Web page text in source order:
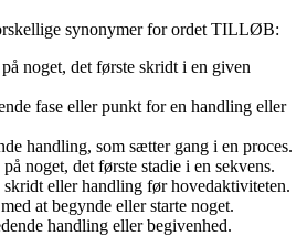
synonymer for ordet TILLØB:
noget, det første skridt i en given
fase eller punkt for en handling eller
handling, som sætter gang i en proces.
på noget, det første stadie i en sekvens.
skridt eller handling før hovedaktiviteten.
at begynde eller starte noget.
handling eller begivenhed.